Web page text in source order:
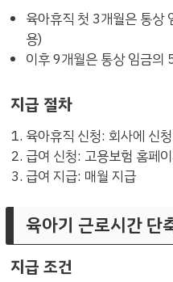
육아휴직 첫 3개월은 통상
용)
이후 9개월은 통상 임금의
지급 절차
육아휴직 신청: 회사에 신청
급여 신청: 고용보험 홈페
급여 지급: 매월 지급
육아기 근로시간 단
지급 조건